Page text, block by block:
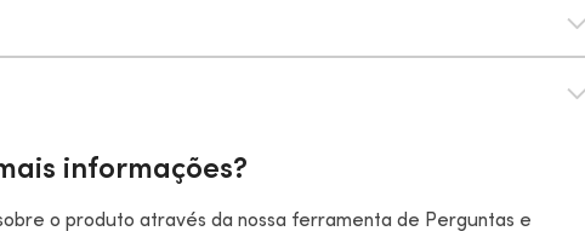
informações?
o produto através da nossa ferramenta de Perguntas e